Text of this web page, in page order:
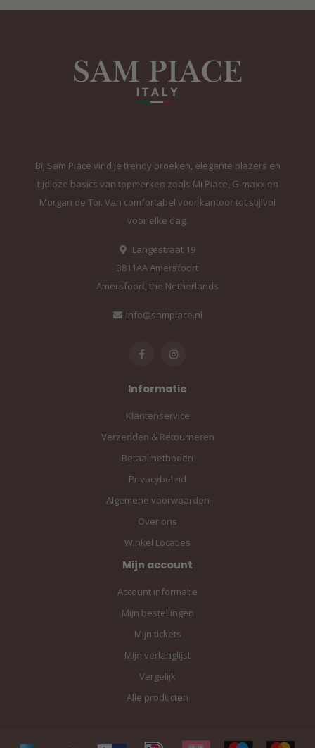
Bij Sam Piace vind je trendy broeken, elegante blazers en
tijdloze basics van topmerken zoals Mi Piace, G-maxx en
Morgan de Toi. Van comfortabel voor kantoor tot stijlvol
voor elke dag.
Langestraat 19
3811AA Amersfoort
Amersfoort, the Netherlands
info@sampiace.nl
Informatie
Klantenservice
Verzenden & Retourneren
Betaalmethoden
Privacybeleid
Algemene voorwaarden
Over ons
Winkel Locaties
Mijn account
Account informatie
Mijn bestellingen
Mijn tickets
Mijn verlanglijst
Vergelijk
Alle producten